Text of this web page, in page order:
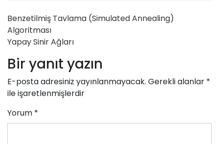
Yazı
gezinmesi
Benzetilmiş Tavlama (Simulated Annealing)
Algoritması
Yapay Sinir Ağları
Bir yanıt yazın
E-posta adresiniz yayınlanmayacak. Gerekli alanlar *
ile işaretlenmişlerdir
Yorum *